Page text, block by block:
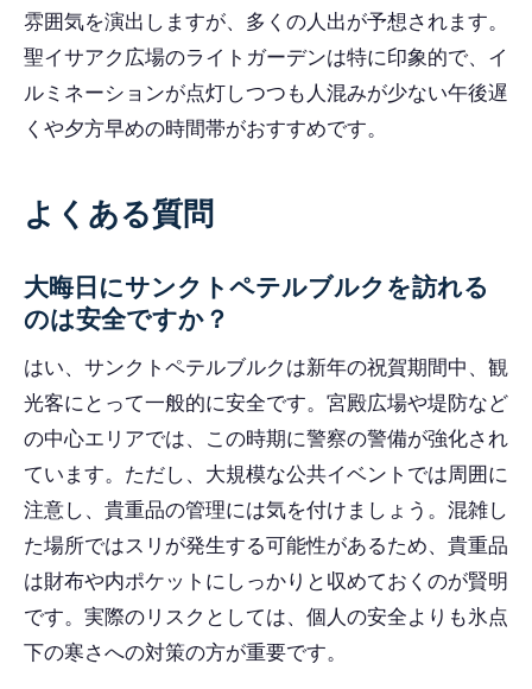
雰囲気を演出しますが、多くの人出が予想されます。
聖イサアク広場のライトガーデンは特に印象的で、イ
ルミネーションが点灯しつつも人混みが少ない午後遅
くや夕方早めの時間帯がおすすめです。
よくある質問
大晦日にサンクトペテルブルクを訪れる
のは安全ですか？
はい、サンクトペテルブルクは新年の祝賀期間中、観
光客にとって一般的に安全です。宮殿広場や堤防など
の中心エリアでは、この時期に警察の警備が強化され
ています。ただし、大規模な公共イベントでは周囲に
注意し、貴重品の管理には気を付けましょう。混雑し
た場所ではスリが発生する可能性があるため、貴重品
は財布や内ポケットにしっかりと収めておくのが賢明
です。実際のリスクとしては、個人の安全よりも氷点
下の寒さへの対策の方が重要です。